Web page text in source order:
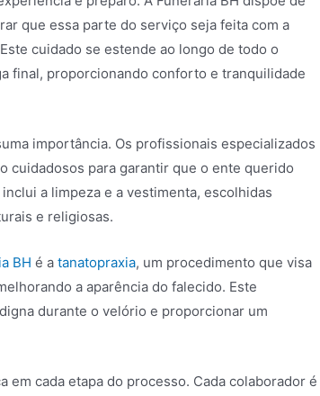
que essa parte do serviço seja feita com a
cuidado se estende ao longo de todo o
final, proporcionando conforto e tranquilidade
importância. Os profissionais especializados
cuidadosos para garantir que o ente querido
a limpeza e a vestimenta, escolhidas
e religiosas.
BH é a tanatopraxia, um procedimento que visa
a aparência do falecido. Este
durante o velório e proporcionar um
em cada etapa do processo. Cada colaborador é